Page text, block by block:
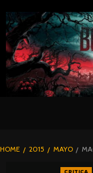
TO
CONTENT
HOME 2015 MAYO